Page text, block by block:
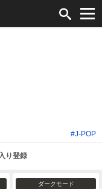
#J-POP
り登録
ダークモード